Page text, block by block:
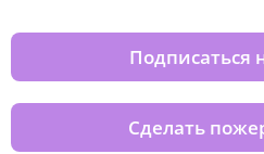
Подписаться
Сделать